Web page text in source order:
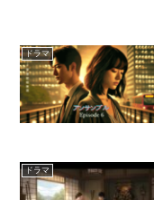
ドラマ
ドラマ